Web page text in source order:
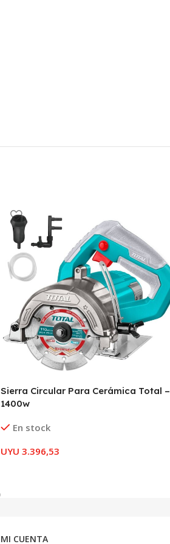
Sierra Circular Para Cerámica Total –
1400w
En stock
UYU 3.396,53
MI CUENTA